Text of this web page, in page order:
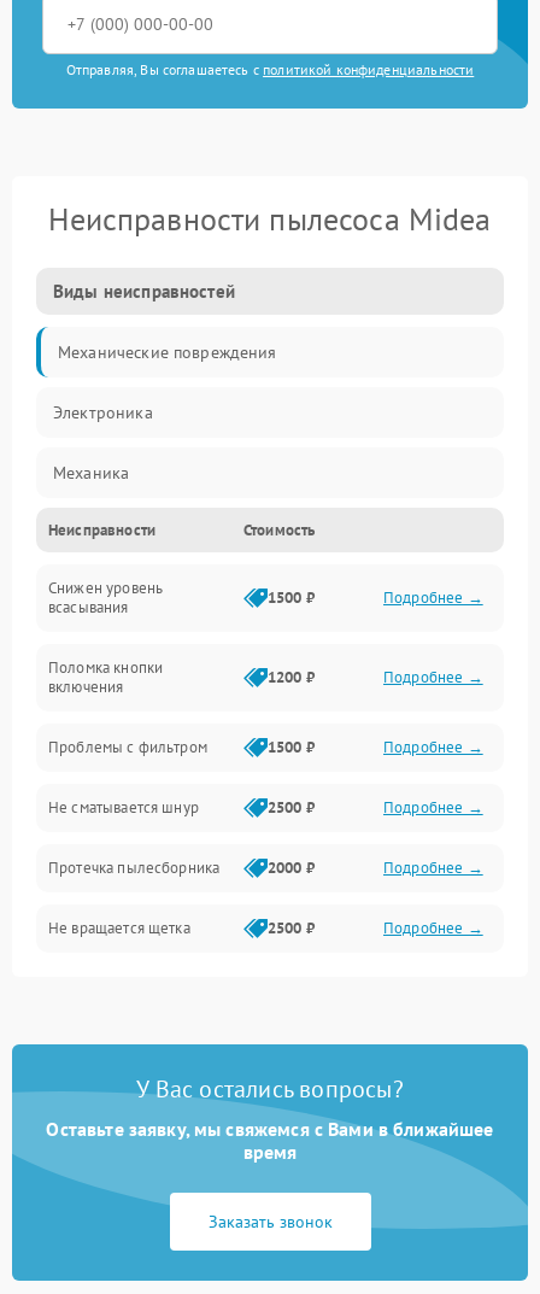
Отправляя, Вы соглашаетесь с политикой конфиденциальности
Неисправности пылесоса Midea
Виды неисправностей
Механические повреждения
Электроника
Механика
Электропитание
Всасывание
Неисправности Стоимость
Снижен уровень
всасывания
1500 ₽ Подробнее →
Поломка кнопки
включения
1200 ₽ Подробнее →
Проблемы с фильтром 1500 ₽ Подробнее →
Не сматывается шнур 2500 ₽ Подробнее →
Протечка пылесборника 2000 ₽ Подробнее →
Не вращается щетка 2500 ₽ Подробнее →
Поломка контейнера для
Плохая уборка шерсти
2400 ₽ Подробнее →
У Вас остались вопросы?
Оставьте заявку, мы свяжемся с Вами в ближайшее
время
Заказать звонок